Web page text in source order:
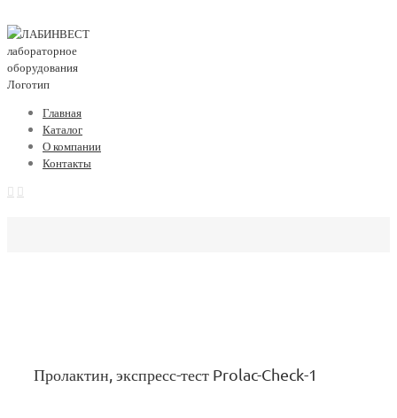
Главная
Каталог
О компании
Контакты
Пролактин, экспресс-тест Prolac-Check-1